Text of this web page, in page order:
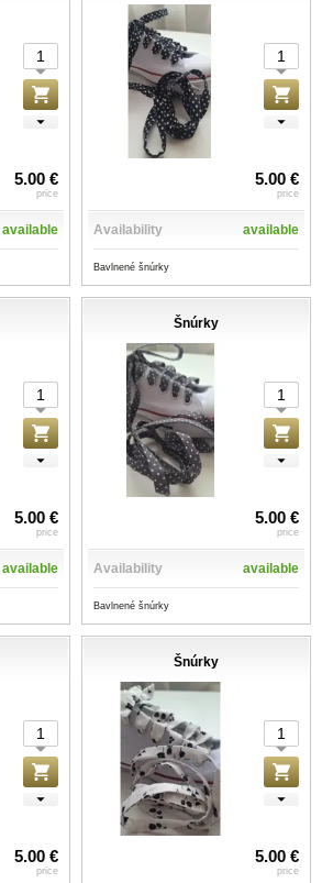
5.00 €
price
available
5.00 €
price
Availability available
Bavlnené šnúrky
5.00 €
price
available
Šnúrky
5.00 €
price
Availability available
Bavlnené šnúrky
5.00 €
price
Šnúrky
5.00 €
price